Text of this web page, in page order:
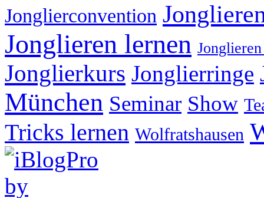
Jonglierconvention
Jonglieren lernen
Jonglierkurs Jonglierringe
München Seminar Show
Tricks lernen Wolfratshausen